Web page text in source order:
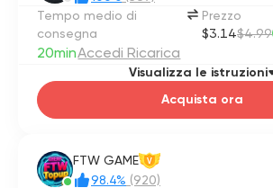
Tempo medio di
consegna
20minAccedi Ricarica
Prezzo
$3.14$4.99
Acquista ora
Visualizza le istruzioni
FTW GAME V
98.4% (920)